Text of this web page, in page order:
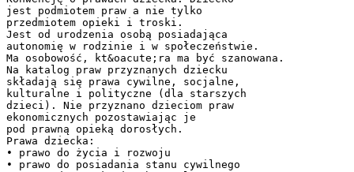
jest podmiotem praw a nie tylko
przedmiotem opieki i troski.
Jest od urodzenia osobą posiadająca
autonomię w rodzinie i w społeczeństwie.
Ma osobowość, kt&oacute;ra ma być szanowana.
Na katalog praw przyznanych dziecku
składają się prawa cywilne, socjalne,
kulturalne i polityczne (dla starszych
dzieci). Nie przyznano dzieciom praw
ekonomicznych pozostawiając je
pod prawną opieką dorosłych.
Prawa dziecka:
• prawo do życia i rozwoju
• prawo do posiadania stanu cywilnego